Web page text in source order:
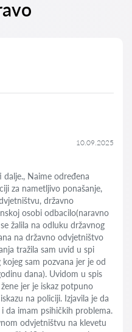
10.09.2025
Naime određena
za nametljivo ponašanje,
državno
osobi odbacilo(naravno
žalila na odluku državnog
na državno odvjetništvo
tražila sam uvid u spi
sam pozvana jer je od
dana). Uvidom u spis
jer je iskaz potpuno
na policiji. Izjavila je da
da imam psihičkih problema.
odvjetništvu na klevetu